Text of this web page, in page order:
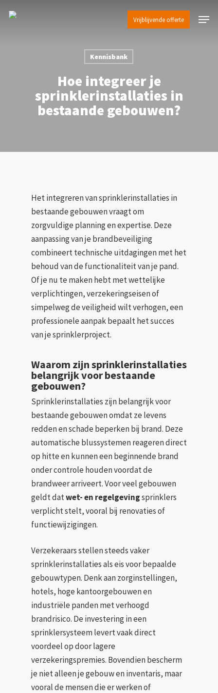
Vrijblijvende offerte Menu
Kennisbank
Hoe integreer je
sprinklerinstallaties in
bestaande gebouwen?
Het integreren van sprinklerinstallaties in
bestaande gebouwen vraagt om
zorgvuldige planning en expertise. Deze
aanpassing van je brandbeveiliging
combineert technische uitdagingen met het
behoud van de functionaliteit van je pand.
Of je nu te maken hebt met wettelijke
verplichtingen, verzekeringseisen of
simpelweg de veiligheid wilt verhogen, een
professionele aanpak bepaalt het succes
van je sprinklerproject.
Waarom zijn sprinklerinstallaties
belangrijk voor bestaande
gebouwen?
Sprinklerinstallaties zijn belangrijk voor
bestaande gebouwen omdat ze levens
redden en schade beperken bij brand. Deze
automatische blussystemen reageren direct
op hitte en kunnen een beginnende brand
onder controle houden voordat de
brandweer arriveert. Voor veel gebouwen
geldt datwet- en regelgevingsprinklers
verplicht stelt, vooral bij renovaties of
functiewijzigingen.
Verzekeraars stellen steeds vaker
sprinklerinstallaties als eis voor bepaalde
gebouwtypen. Denk aan zorginstellingen,
hotels, hoge kantoorgebouwen en
industriële panden met verhoogd
brandrisico. De investering in een
sprinklersysteem levert vaak direct
voordeel op door lagere
verzekeringspremies. Bovendien bescherm
je niet alleen je gebouw en inventaris, maar
vooral de mensen die er werken of